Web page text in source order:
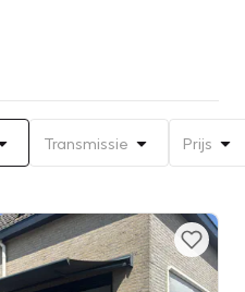
Transmissie Prijs